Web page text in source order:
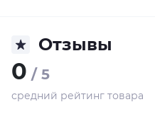
Отзывы
0 / 5
средний рейтинг товара